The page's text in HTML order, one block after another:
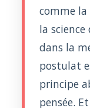
comme la
la
dans la
postulat
principe
pensée.